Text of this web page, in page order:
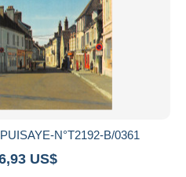
N°T2192-B/0361
US$